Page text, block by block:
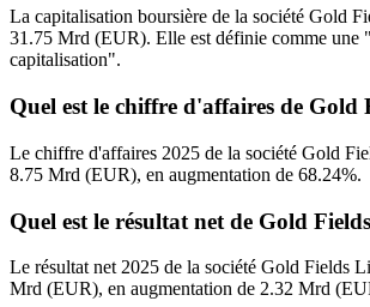
La capitalisation boursière de la société Gold
31.75 Mrd (EUR). Elle est définie comme
capitalisation".
Quel est le chiffre d'affaires de Gold
Le chiffre d'affaires 2025 de la société Gold
8.75 Mrd (EUR), en augmentation de 68.24%.
Quel est le résultat net de Gold
Le résultat net 2025 de la société Gold Fields
Mrd (EUR), en augmentation de 2.32 Mrd